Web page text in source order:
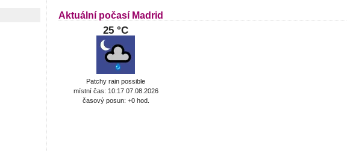
Aktuální počasí Madrid
25 °C
Patchy rain possible
místní čas: 10:17 07.08.2026
časový posun: +0 hod.